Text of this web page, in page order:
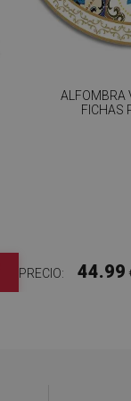
ALFOMBRA
FICHAS
PRECIO: 44.99